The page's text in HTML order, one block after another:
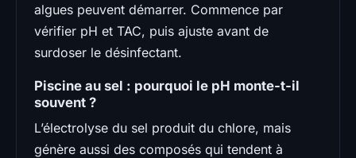
algues peuvent démarrer. Commence par
vérifier pH et TAC, puis ajuste avant de
surdoser le désinfectant.
Piscine au sel : pourquoi le pH monte-t-il
souvent ?
L’électrolyse du sel produit du chlore, mais
génère aussi des composés qui tendent à